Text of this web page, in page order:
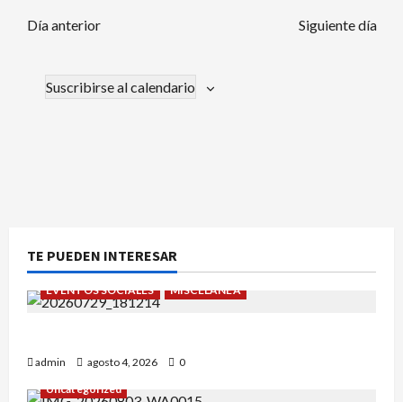
Día anterior Siguiente día
Suscribirse al calendario
TE PUEDEN INTERESAR
EVENTOS SOCIALES MISCELÁNEA
admin agosto 4, 2026
0
Uncategorized